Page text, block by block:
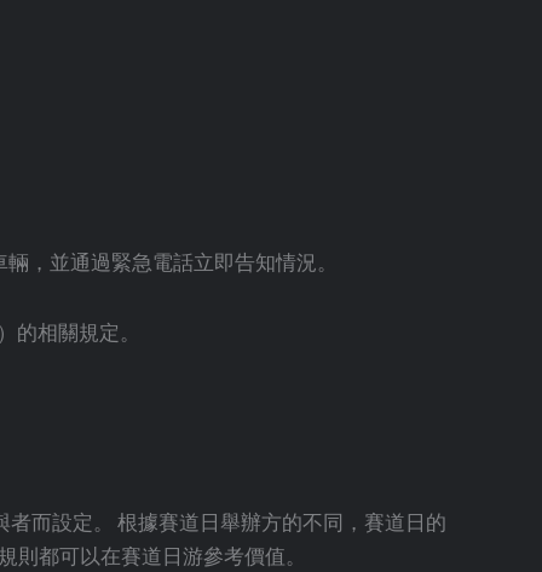
，並通過緊急電話立即告知情況。
相關規定。
而設定。 根據賽道日舉辦方的不同，賽道日的
都可以在賽道日游參考價值。